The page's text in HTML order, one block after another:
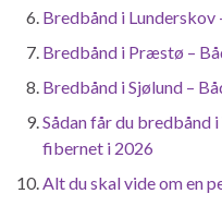
Bredbånd i
Bredbånd i Præstø –
Bredbånd i Sjølund –
Sådan får du bredbånd
fibernet i 2026
Alt du skal vide om en